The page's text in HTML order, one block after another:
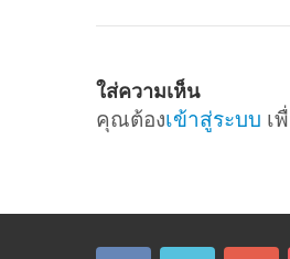
ใส่ความเห็น
คุณต้องเข้าสู่ระบบ เ